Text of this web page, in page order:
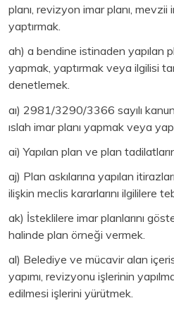
planı, revizyon imar planı, mevzii
yaptırmak.
ah) a bendine istinaden yapılan
yapmak, yaptırmak veya ilgilisi
denetlemek.
aı) 2981/3290/3366 sayılı
ıslah imar planı yapmak veya
ai) Yapılan plan ve plan
aj) Plan askılarına yapılan
ilişkin meclis kararlarını ilgililere
ak) İsteklilere imar planlarını
halinde plan örneği vermek.
al) Belediye ve mücavir alan
yapımı, revizyonu işlerinin
edilmesi işlerini yürütmek.